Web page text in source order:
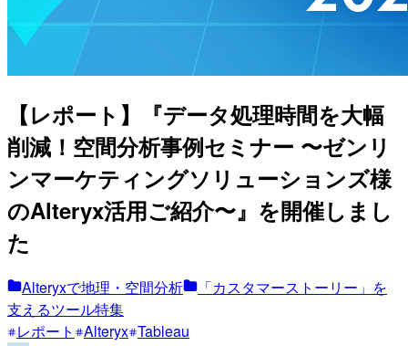
【レポート】『データ処理時間を大幅
削減！空間分析事例セミナー 〜ゼンリ
ンマーケティングソリューションズ様
のAlteryx活用ご紹介〜』を開催しまし
た
Alteryxで地理・空間分析
「カスタマーストーリー」を
支えるツール特集
レポート
Alteryx Tableau